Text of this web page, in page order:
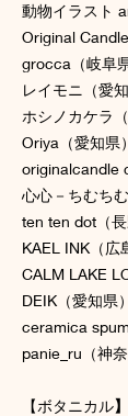
動物イラスト
Original
grocca（岐阜県
レイモニ（愛知
ホシノカケラ（
Oriya（愛知県）
originalcandle
心心－ちむち
ten ten dot（長
KAEL INK（広
CALM LAKE
DEIK（愛知県）
ceramica
panie_ru（神奈
【ボタニカル】